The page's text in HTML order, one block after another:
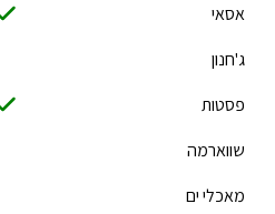
אסאי
ג'חנון
פסטות
שווארמה
מאכלי ים